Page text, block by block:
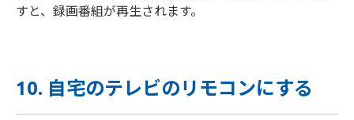
すと、録画番組が再生されます。
10. 自宅のテレビのリモコンにする